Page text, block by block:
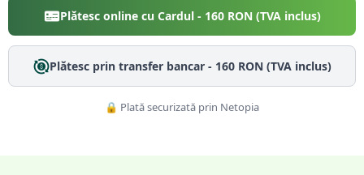
Plătesc online cu Cardul - 160RON (TVA inclus)
Plătesc prin transfer bancar - 160RON (TVA inclus)
🔒 Plată securizată prin Netopia